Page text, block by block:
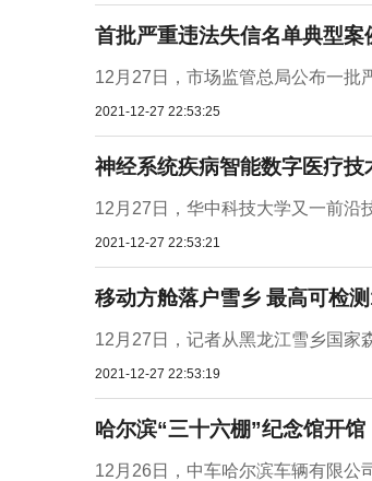
首批严重违法失信名单典型案
12月27日，市场监管总局公布一批
2021-12-27 22:53:25
神经系统疾病智能数字医疗
12月27日，华中科技大学又一前沿
2021-12-27 22:53:21
移动方舱落户雪乡 最高可检
12月27日，记者从黑龙江雪乡国家
2021-12-27 22:53:19
哈尔滨“三十六棚”纪念馆开馆
12月26日，中车哈尔滨车辆有限公